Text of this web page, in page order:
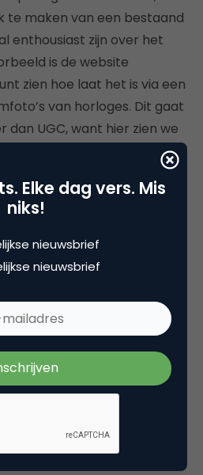
te maken van een bestaand
enthousiast zijn over het
is de website
zien hoe laat het is via een
van horloges. Dit gaat
dan UGC, want hier zien we
delen zich heeft
waar typisch
zoals ribs en pasta &
Vorig jaar kwam de
nieuwe campagne,
neiging om eten te
USG-campagne is
Elke dag vers. Mis
niks!
nieuwsbrief
nieuwsbrief